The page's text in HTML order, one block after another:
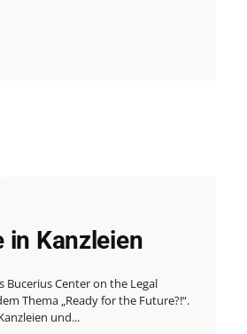
in Kanzleien
Bucerius Center on the Legal
Thema „Ready for the Future?!“.
und...